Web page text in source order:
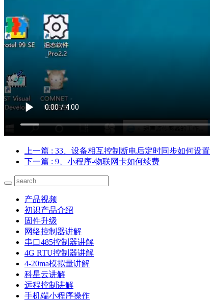
上一篇 : 33、设备相互控制断电后定时同步如何设置
下一篇 : 9、小程序-物联网卡如何续费
产品视频
初识产品介绍
固件升级
网络控制器讲解
串口485控制器讲解
4G RTU控制器讲解
4-20ma模拟量讲解
科星云讲解
远程控制讲解
手机端小程序操作